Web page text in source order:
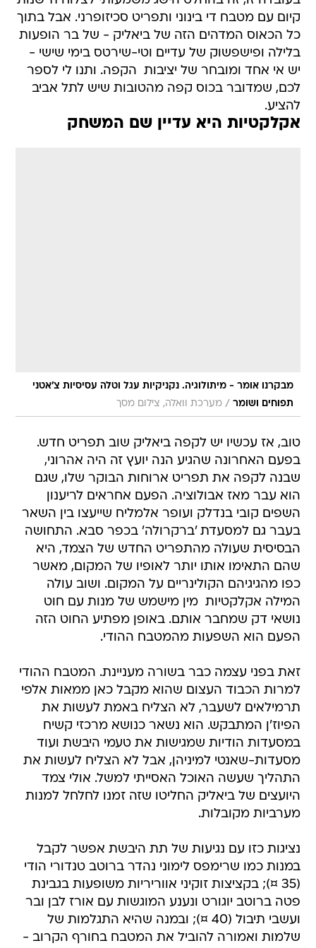
קיום עם מטבח די בינוני ותפריט סכיזופרני. אבל בתוך
כל הכאוס המדהים הזה של ביאליק - של בר הופעות
בלילה ופישפשוק של עדיים וטי-שירטס בימי שישי -
יש אי אחד ומובחר של יציבות  הקפה. ותנו לי לספר
לכם, שמדובר בכוס קפה מהטובות שיש לתל אביב
להציע.
אקלקטיות היא עדיין שם המשחק
מבקרנו אומר - מיתולוגיה. נקניקיות עגל וטלה עסיסיות צ'אטני
תפוחים ושומר / מערכת וואלה, צילום מסך
טוב, אז עכשיו יש לקפה ביאליק שוב תפריט חדש.
בפעם האחרונה שהגיע הנה יועץ זה היה אהרוני,
שבנה לקפה את תפריט ארוחות הבוקר שלו, שגם
הוא עבר מאז אבולוציה. הפעם אחראים לריענון
השפים קובי בנדלק ועופר אלמליח שייעצו בין השאר
בעבר גם למסעדת 'ברקרולה' בכפר סבא. התחושה
הבסיסית שעולה מהתפריט החדש של הצמד, היא
שהם התאימו אותו יותר לאופיו של המקום, מאשר
כפו מהגיגיהם הקולינריים על המקום. ושוב עולה
המילה אקלקטיות  מין מישמש של מנות עם חוט
נושאי דק שמחבר אותם. באופן מפתיע החוט הזה
הפעם הוא השפעות מהמטבח ההודי.
זאת בפני עצמה כבר בשורה מעניינת. המטבח ההודי
למרות הכבוד העצום שהוא מקבל כאן ממאות אלפי
תרמילאים לשעבר, לא הצליח באמת לעשות את
הפיוז'ן המתבקש. הוא נשאר כנושא מרכזי קשיח
במסעדות הודיות שמגישות את טעמי היבשת ועוד
מסעדות-שאנטי למיניהן, אבל לא הצליח לעשות את
התהליך שעשה האוכל האסייתי למשל. אולי צמד
היועצים של ביאליק החליטו שזה זמנו לחלחל למנות
מערביות מקובלות.
נציגות כזו עם נגיעות של תת היבשת אפשר לקבל
במנות כמו שרימפס לימוני נהדר ברוטב טנדורי הודי
(35 ¤); בקציצות זוקיני אווריריות משופעות בגבינת
פטה ברוטב יוגורט ונענע המוגשות עם אורז לבן ובר
ועשבי תיבול (40 ¤); ובמנה שהיא התגלמות של
שלמות ואמורה להוביל את המטבח בחורף הקרוב -